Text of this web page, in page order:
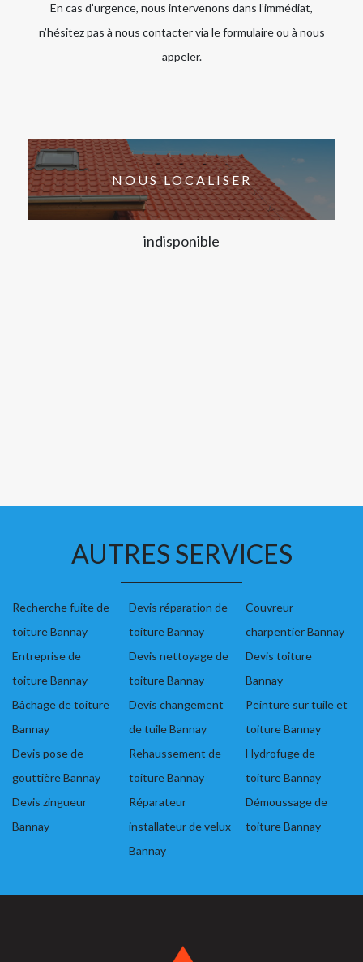
En cas d’urgence, nous intervenons dans l’immédiat,
n’hésitez pas à nous contacter via le formulaire ou à nous
appeler.
NOUS LOCALISER
indisponible
AUTRES SERVICES
Recherche fuite de
toiture Bannay
Entreprise de
toiture Bannay
Bâchage de toiture
Bannay
Devis pose de
gouttière Bannay
Devis zingueur
Bannay
Devis réparation de
toiture Bannay
Devis nettoyage de
toiture Bannay
Devis changement
de tuile Bannay
Rehaussement de
toiture Bannay
Réparateur
installateur de velux
Bannay
Couvreur
charpentier Bannay
Devis toiture
Bannay
Peinture sur tuile et
toiture Bannay
Hydrofuge de
toiture Bannay
Démoussage de
toiture Bannay